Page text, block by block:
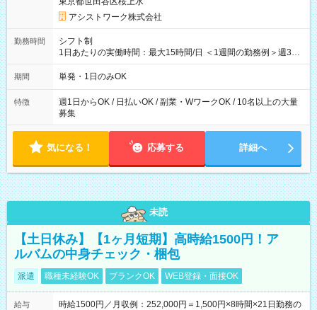
アシストワーク株式会社
勤務時間
シフト制
1日あたりの実働時間：最大15時間/日 ＜1週間の勤務例＞週3回
勤務 勤務：月・水・金 休み：火・木・土・日 好きな時にお仕事
可能です！ ※1日あたりの最大実働時間は日勤、夜勤共に勤務し
期間 単発・1日のみOK
特徴
週1日からOK / 日払いOK / 副業・WワークOK / 10名以上の大量
募集
気になる！ 応募する 詳細へ
未読
【土日休み】【1ヶ月短期】高時給1500円！ア
ルバムの中身チェック・梱包
派遣 職種未経験OK ブランクOK WEB登録・面接OK
給与
時給1500円／月収例：252,000円＝1,500円×8時間×21日勤務の